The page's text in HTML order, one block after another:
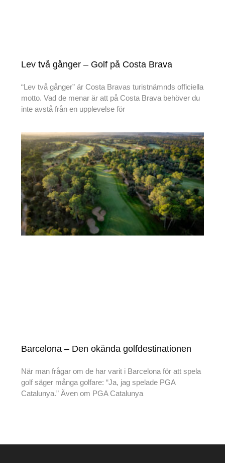
Lev två gånger – Golf på Costa Brava
“Lev två gånger” är Costa Bravas turistnämnds officiella
motto. Vad de menar är att på Costa Brava behöver du
inte avstå från en upplevelse för
Barcelona – Den okända golfdestinationen
När man frågar om de har varit i Barcelona för att spela
golf säger många golfare: “Ja, jag spelade PGA
Catalunya.” Även om PGA Catalunya